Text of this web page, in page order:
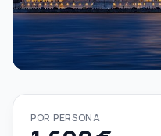
POR PERSONA